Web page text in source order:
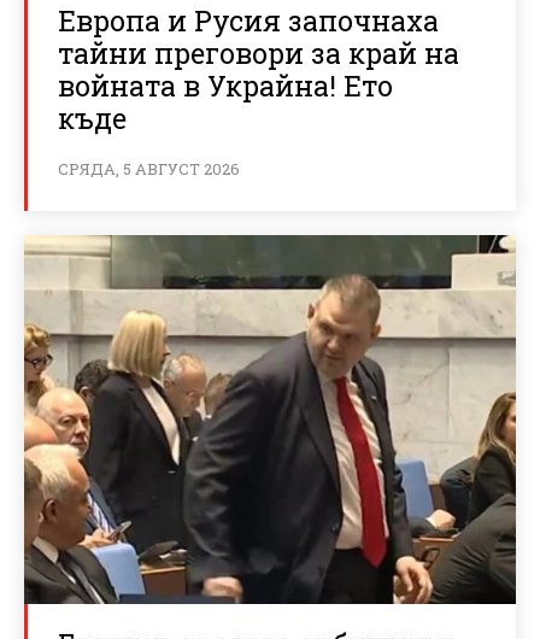
Европа и Русия започнаха
тайни преговори за край на
войната в Украйна! Ето
къде
СРЯДА, 5 АВГУСТ 2026